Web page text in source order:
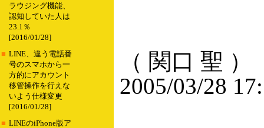
ラウジング機能、
認知していた人は
23.1％
[2016/01/28]
■ LINE、違う電話番
号のスマホから一
方的にアカウント
移管操作を行えな
いよう仕様変更
[2016/01/28]
■ LINEのiPhone版ア
（ 関口 聖 ）
2005/03/28